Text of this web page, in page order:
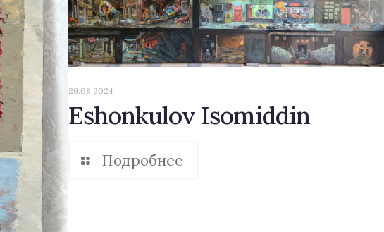
29.08.2024
Eshonkulov Isomiddin
Подробнее